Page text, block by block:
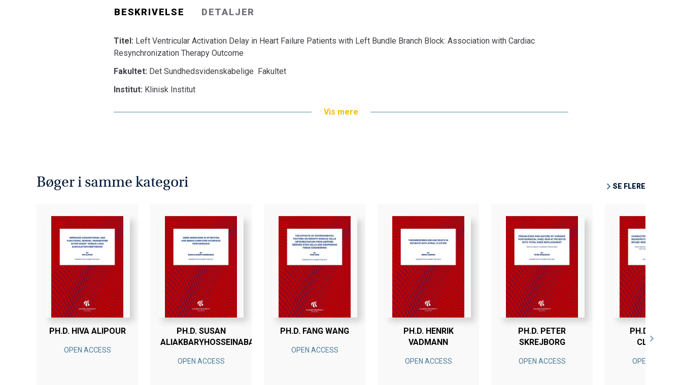
BESKRIVELSE DETALJER
Titel: Left Ventricular Activation Delay in Heart Failure Patients with Left Bundle Branch Block: Association with Cardiac
Resynchronization Therapy Outcome
Fakultet: Det Sundhedsvidenskabelige Fakultet
Institut: Klinisk Institut
Vis mere
Bøger i samme kategori SE FLERE
PH.D. HIVA ALIPOUR
OPEN ACCESS
PH.D. SUSAN
ALIAKBARYHOSSEINABADI
OPEN ACCESS
PH.D. FANG WANG
OPEN ACCESS
PH.D. HENRIK
VADMANN
OPEN ACCESS
PH.D. PETER
SKREJBORG
OPEN ACCESS
PH.D. AMALIE
CLEMENT
OPEN ACCESS